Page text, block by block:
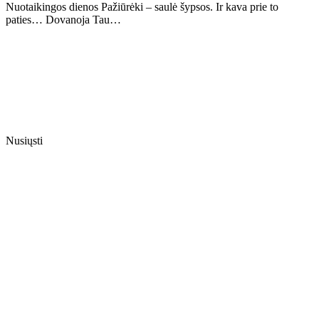
Nuotaikingos dienos Pažiūrėki – saulė šypsos. Ir kava prie to
paties… Dovanoja Tau…
Nusiųsti